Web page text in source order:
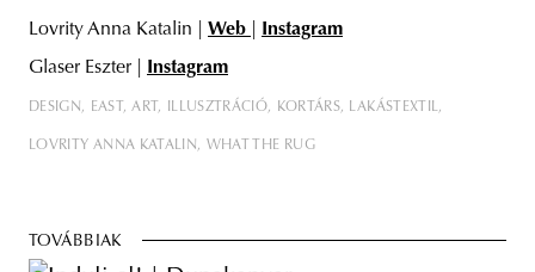
Lovrity Anna Katalin | Web
Instagram
Glaser Eszter | Instagram
DESIGN EAST ART ILLUSZTRÁCIÓ KORTÁRS LAKÁSTEXTIL
LOVRITY ANNA KATALIN WHAT THE RUG
TOVÁBBIAK